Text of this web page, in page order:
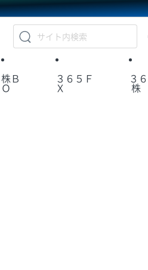
GMO
株Ｂ
Ｏ
３６５Ｆ
Ｘ
３
株